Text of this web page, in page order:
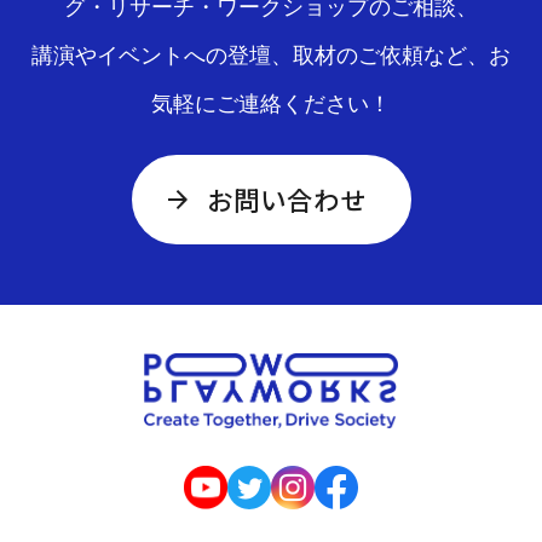
グ・リサーチ・ワークショップのご相談、
講演やイベントへの登壇、取材のご依頼など、お
気軽にご連絡ください！
お問い合わせ